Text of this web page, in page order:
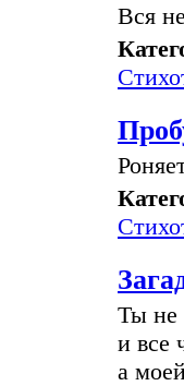
Вся
Ты не
и все
а